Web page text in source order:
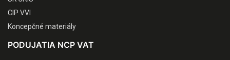
CIP VVI
Koncepčné materiály
PODUJATIA NCP VAT